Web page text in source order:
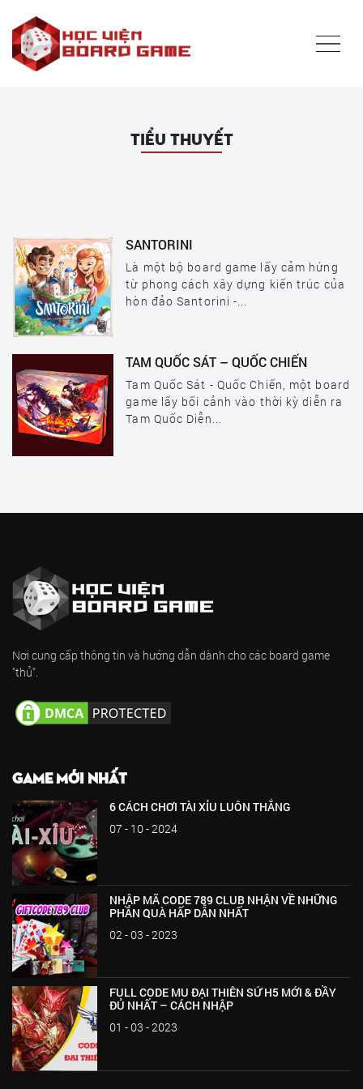
Tiểu thuyết
SANTORINI
Là một bộ board game lấy cảm hứng
từ phong cách xây dựng kiến trúc của
hòn đảo Santorini -...
TAM QUỐC SÁT – QUỐC CHIẾN
Tam Quốc Sát - Quốc Chiến, một board
game lấy bối cảnh vào thời kỳ diễn ra
Tam Quốc Diễn...
Nơi cung cấp thông tin và hướng dẫn dành cho các board game
"thủ".
GAME MỚI NHẤT
6 CÁCH CHƠI TÀI XỈU LUÔN THẮNG
07 - 10 - 2024
NHẬP MÃ CODE 789 CLUB NHẬN VỀ NHỮNG
PHẦN QUÀ HẤP DẪN NHẤT
02 - 03 - 2023
FULL CODE MU ĐẠI THIÊN SỨ H5 MỚI & ĐẦY
ĐỦ NHẤT – CÁCH NHẬP
01 - 03 - 2023